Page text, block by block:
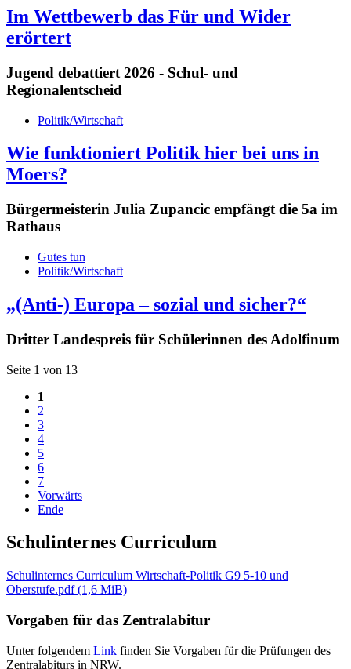
Im Wettbewerb das Für und Wider
erörtert
Jugend debattiert 2026 - Schul- und
Regionalentscheid
Politik/Wirtschaft
Wie funktioniert Politik hier bei uns in
Moers?
Bürgermeisterin Julia Zupancic empfängt die 5a im
Rathaus
Gutes tun
Politik/Wirtschaft
„(Anti-) Europa – sozial und sicher?“
Dritter Landespreis für Schülerinnen des Adolfinum
Seite 1 von 13
1
2
3
4
5
6
7
Vorwärts
Ende
Schulinternes Curriculum
Schulinternes Curriculum Wirtschaft-Politik G9 5-10 und
Oberstufe.pdf(1,6 MiB)
Vorgaben für das Zentralabitur
Unter folgendem Link finden Sie Vorgaben für die Prüfungen des
Zentralabiturs in NRW.